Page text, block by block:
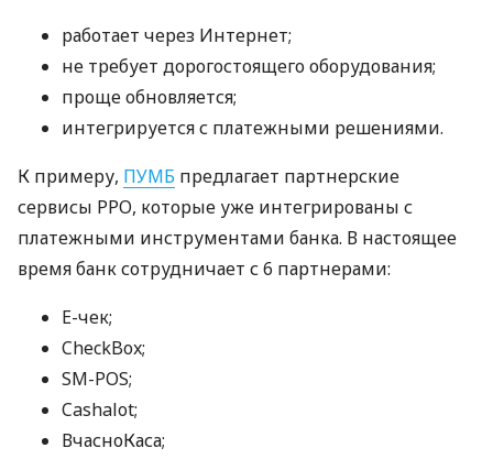
работает через Интернет;
не требует дорогостоящего оборудования;
проще обновляется;
интегрируется с платежными решениями.
К примеру, ПУМБ предлагает партнерские
сервисы РРО, которые уже интегрированы с
платежными инструментами банка. В настоящее
время банк сотрудничает с 6 партнерами:
E-чек;
CheckBox;
SM-POS;
Cashalot;
ВчасноКаса;